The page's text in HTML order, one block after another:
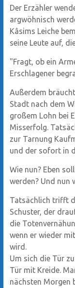
Der Erzähler
argwöhnisch
Kâsims Leiche
seine Leute auf,
"Fragt, ob ein
Erschlagener
Außerdem
Stadt nach dem
großem Lohn bei
Misserfolg.
zur Tarnung
und der sofort in
Wie nun? Eben
werden? Und nun
Tatsächlich trifft
Schuster, der
die
wenn er wieder
wird.
Um sich die Tür
Tür mit Kreide.
nächsten Morgen